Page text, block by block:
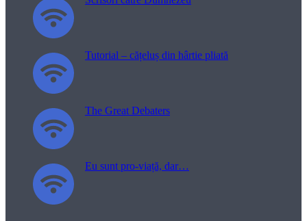
Tutorial – cățeluș din hârtie pliată
The Great Debaters
Eu sunt pro-viață, dar…